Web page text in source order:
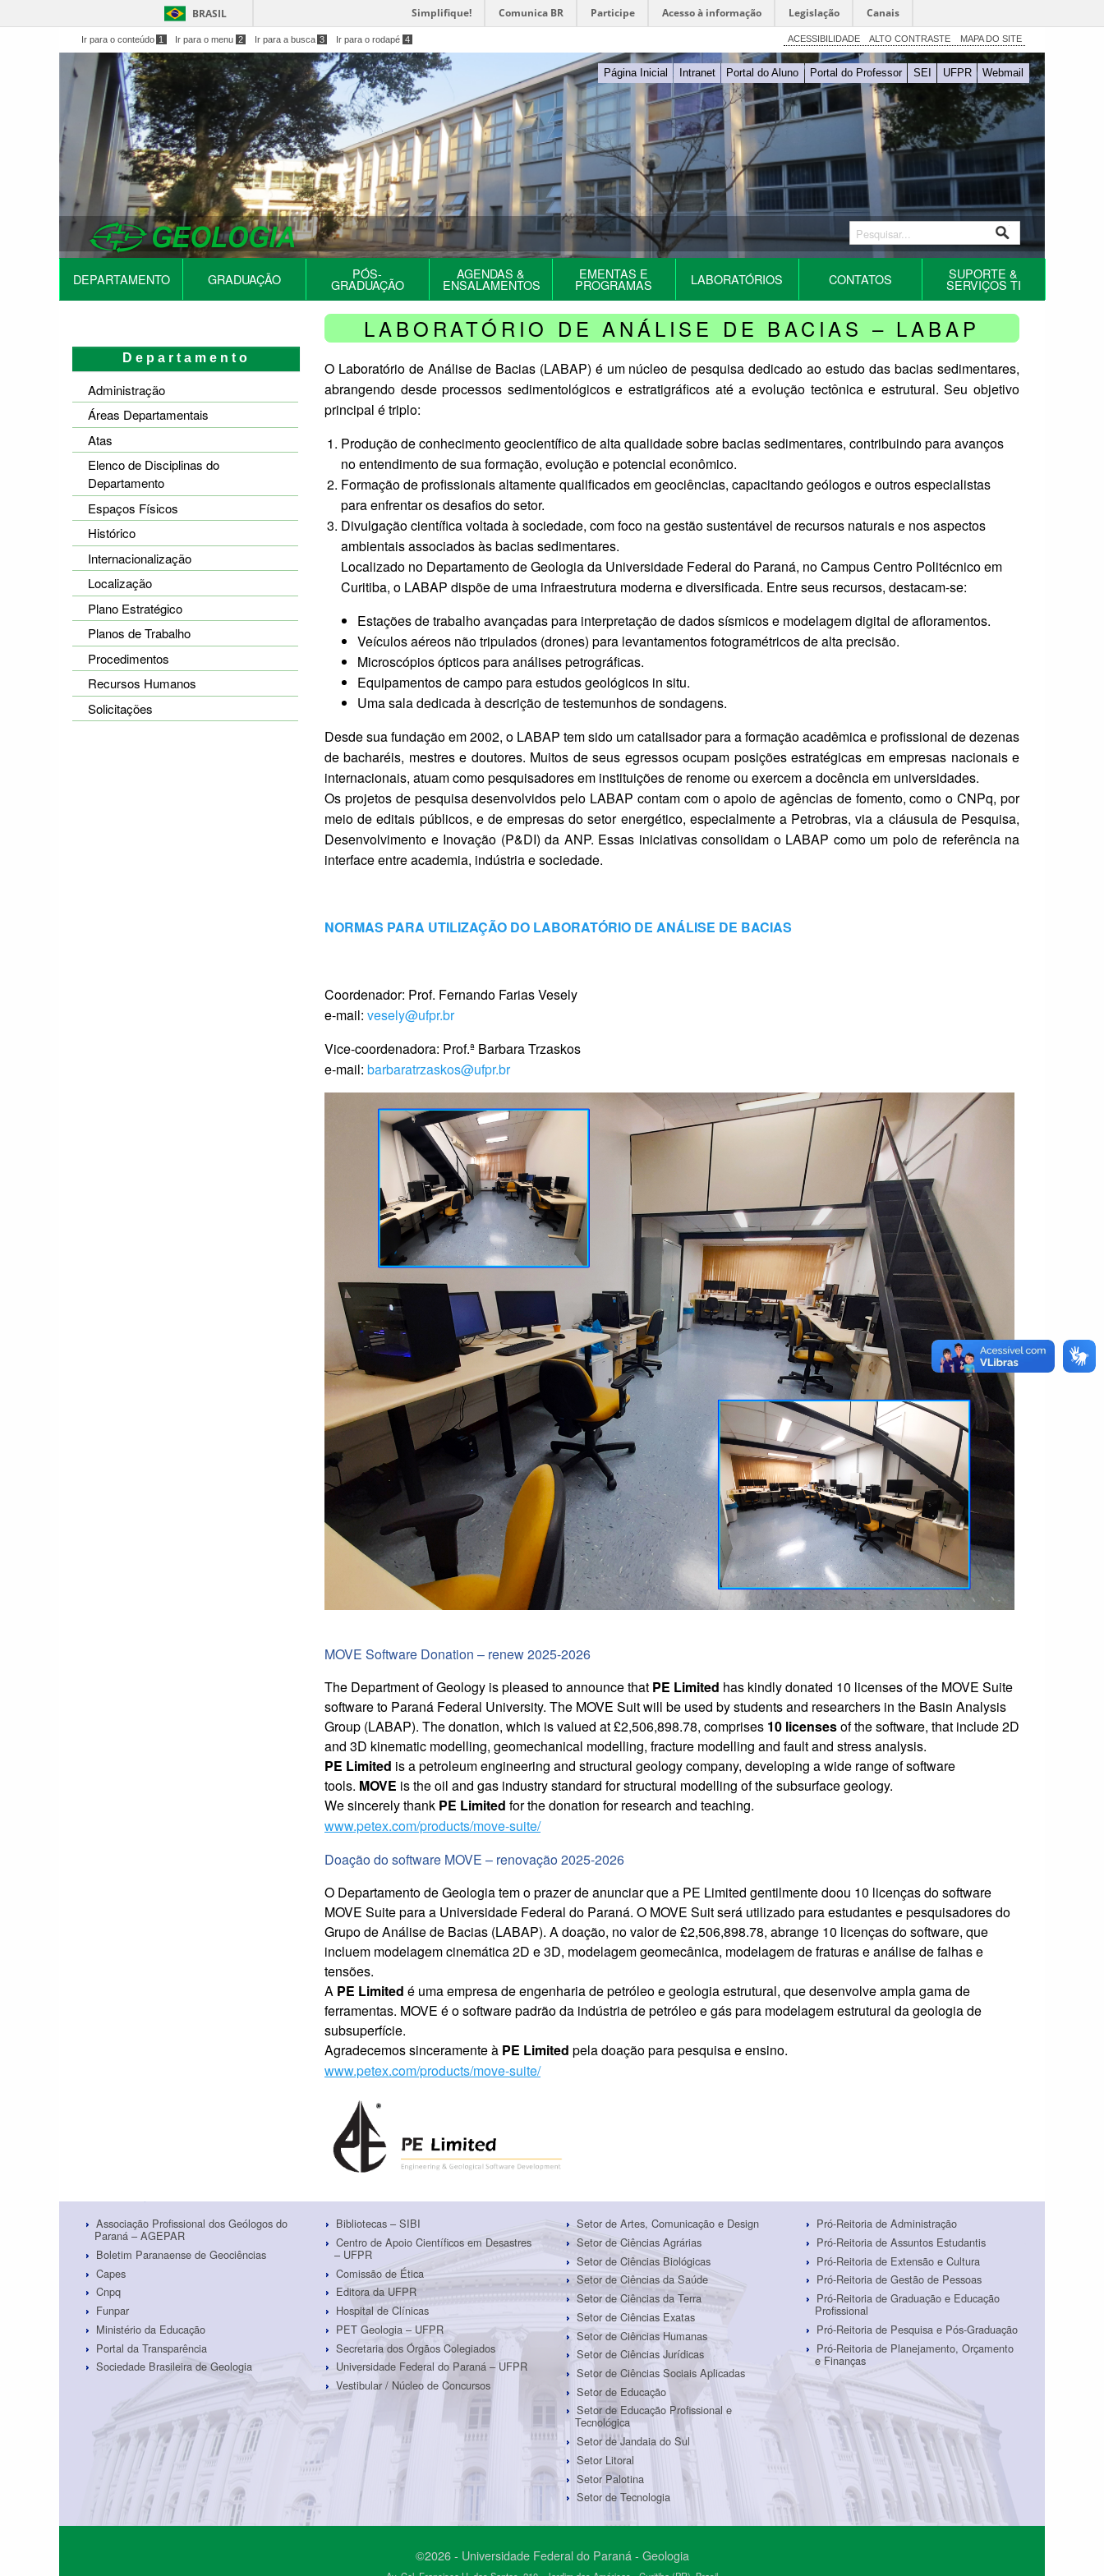
BRASIL Simplifique! Comunica BR Participe Acesso à informação Legislação Canais
Ir para o conteúdo 1 Ir para o menu 2 Ir para a busca 3 Ir para o rodapé 4 ACESSIBILIDADE ALTO CONTRASTE MAPA DO SITE
Página Inicial Intranet Portal do Aluno Portal do Professor SEI UFPR Webmail
DEPARTAMENTO GRADUAÇÃO PÓS-
GRADUAÇÃO
AGENDAS &
ENSALAMENTOS
EMENTAS E
PROGRAMAS LABORATÓRIOS CONTATOS SUPORTE &
SERVIÇOS TI
Departamento
Administração
Áreas Departamentais
Atas
Elenco de Disciplinas do
Departamento
Espaços Físicos
Histórico
Internacionalização
Localização
Plano Estratégico
Planos de Trabalho
Procedimentos
Recursos Humanos
Solicitações
LABORATÓRIO DE ANÁLISE DE BACIAS – LABAP
O Laboratório de Análise de Bacias (LABAP) é um núcleo de pesquisa dedicado ao estudo das bacias sedimentares,
abrangendo desde processos sedimentológicos e estratigráficos até a evolução tectônica e estrutural. Seu objetivo
principal é triplo:
Produção de conhecimento geocientífico de alta qualidade sobre bacias sedimentares, contribuindo para avanços
no entendimento de sua formação, evolução e potencial econômico.
Formação de profissionais altamente qualificados em geociências, capacitando geólogos e outros especialistas
para enfrentar os desafios do setor.
Divulgação científica voltada à sociedade, com foco na gestão sustentável de recursos naturais e nos aspectos
ambientais associados às bacias sedimentares.
Localizado no Departamento de Geologia da Universidade Federal do Paraná, no Campus Centro Politécnico em
Curitiba, o LABAP dispõe de uma infraestrutura moderna e diversificada. Entre seus recursos, destacam-se:
Estações de trabalho avançadas para interpretação de dados sísmicos e modelagem digital de afloramentos.
Veículos aéreos não tripulados (drones) para levantamentos fotogramétricos de alta precisão.
Microscópios ópticos para análises petrográficas.
Equipamentos de campo para estudos geológicos in situ.
Uma sala dedicada à descrição de testemunhos de sondagens.
Desde sua fundação em 2002, o LABAP tem sido um catalisador para a formação acadêmica e profissional de dezenas
de bacharéis, mestres e doutores. Muitos de seus egressos ocupam posições estratégicas em empresas nacionais e
internacionais, atuam como pesquisadores em instituições de renome ou exercem a docência em universidades.
Os projetos de pesquisa desenvolvidos pelo LABAP contam com o apoio de agências de fomento, como o CNPq, por
meio de editais públicos, e de empresas do setor energético, especialmente a Petrobras, via a cláusula de Pesquisa,
Desenvolvimento e Inovação (P&DI) da ANP. Essas iniciativas consolidam o LABAP como um polo de referência na
interface entre academia, indústria e sociedade.
NORMAS PARA UTILIZAÇÃO DO LABORATÓRIO DE ANÁLISE DE BACIAS
Coordenador: Prof. Fernando Farias Vesely
e-mail: vesely@ufpr.br
Vice-coordenadora: Prof.ª Barbara Trzaskos
e-mail: barbaratrzaskos@ufpr.br
MOVE Software Donation – renew 2025-2026
The Department of Geology is pleased to announce that PE Limited has kindly donated 10 licenses of the MOVE Suite
software to Paraná Federal University. The MOVE Suit will be used by students and researchers in the Basin Analysis
Group (LABAP). The donation, which is valued at £2,506,898.78, comprises 10 licensesof the software, that include 2D
and 3D kinematic modelling, geomechanical modelling, fracture modelling and fault and stress analysis.
PE Limited is a petroleum engineering and structural geology company, developing a wide range of software
tools. MOVE is the oil and gas industry standard for structural modelling of the subsurface geology.
We sincerely thank PE Limited for the donation for research and teaching.
www.petex.com/products/move-suite/
Doação do software MOVE – renovação 2025-2026
O Departamento de Geologia tem o prazer de anunciar que a PE Limited gentilmente doou 10 licenças do software
MOVE Suite para a Universidade Federal do Paraná. O MOVE Suit será utilizado para estudantes e pesquisadores do
Grupo de Análise de Bacias (LABAP). A doação, no valor de £2,506,898.78, abrange 10 licenças do software, que
incluem modelagem cinemática 2D e 3D, modelagem geomecânica, modelagem de fraturas e análise de falhas e
tensões.
A PE Limited é uma empresa de engenharia de petróleo e geologia estrutural, que desenvolve ampla gama de
ferramentas. MOVE é o software padrão da indústria de petróleo e gás para modelagem estrutural da geologia de
subsuperfície.
Agradecemos sinceramente à PE Limited pela doação para pesquisa e ensino.
www.petex.com/products/move-suite/
Associação Profissional dos Geólogos do
Paraná – AGEPAR
Boletim Paranaense de Geociências
Capes
Cnpq
Funpar
Ministério da Educação
Portal da Transparência
Sociedade Brasileira de Geologia
Bibliotecas – SIBI
Centro de Apoio Científicos em Desastres
– UFPR
Comissão de Ética
Editora da UFPR
Hospital de Clínicas
PET Geologia – UFPR
Secretaria dos Órgãos Colegiados
Universidade Federal do Paraná – UFPR
Vestibular / Núcleo de Concursos
Setor de Artes, Comunicação e Design
Setor de Ciências Agrárias
Setor de Ciências Biológicas
Setor de Ciências da Saúde
Setor de Ciências da Terra
Setor de Ciências Exatas
Setor de Ciências Humanas
Setor de Ciências Jurídicas
Setor de Ciências Sociais Aplicadas
Setor de Educação
Setor de Educação Profissional e
Tecnológica
Setor de Jandaia do Sul
Setor Litoral
Setor Palotina
Setor de Tecnologia
Pró-Reitoria de Administração
Pró-Reitoria de Assuntos Estudantis
Pró-Reitoria de Extensão e Cultura
Pró-Reitoria de Gestão de Pessoas
Pró-Reitoria de Graduação e Educação
Profissional
Pró-Reitoria de Pesquisa e Pós-Graduação
Pró-Reitoria de Planejamento, Orçamento
e Finanças
©2026 - Universidade Federal do Paraná - Geologia